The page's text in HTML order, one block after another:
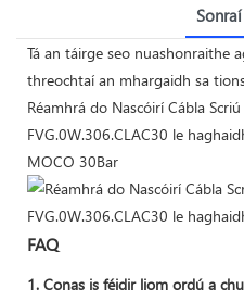
Tá an táirge seo nuashonraithe
threochtaí an mhargaidh sa
Réamhrá do Nascóirí Cábla
FVG.0W.306.CLAC30 le
MOCO 30Bar
FAQ
1. Conas is féidir liom ordú a